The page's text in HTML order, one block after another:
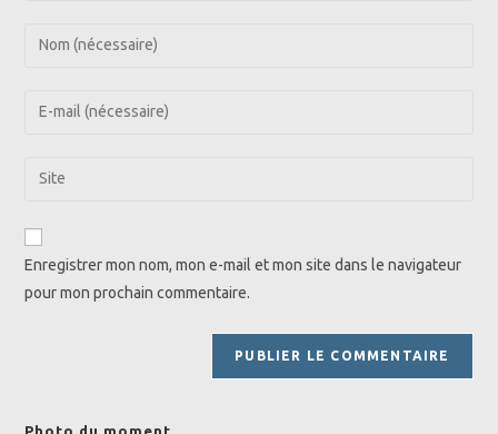
Enter
Enter
address
comment
Saisir
de
Enregistrer mon nom, mon e-mail et mon site dans le navigateur
pour mon prochain commentaire.
Photo du moment